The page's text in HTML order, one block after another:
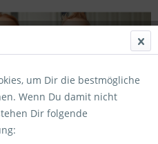
um Dir die bestmögliche
Wenn Du damit nicht
Dir folgende